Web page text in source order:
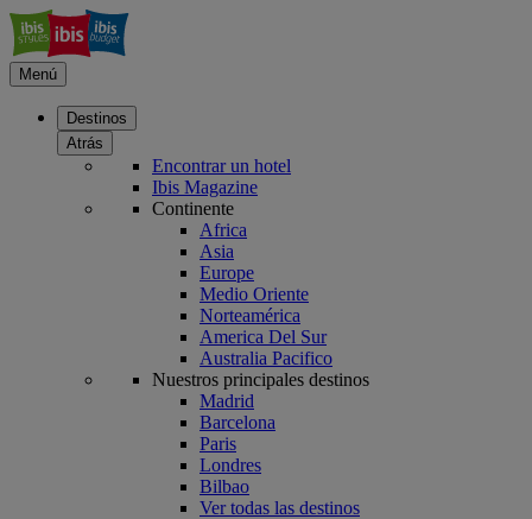
Menú
Destinos
Atrás
Encontrar un hotel
Ibis Magazine
Continente
Africa
Asia
Europe
Medio Oriente
Norteamérica
America Del Sur
Australia Pacifico
Nuestros principales destinos
Madrid
Barcelona
Paris
Londres
Bilbao
Ver todas las destinos